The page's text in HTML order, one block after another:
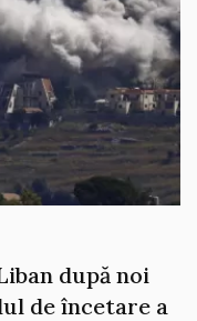
după noi
de încetare a